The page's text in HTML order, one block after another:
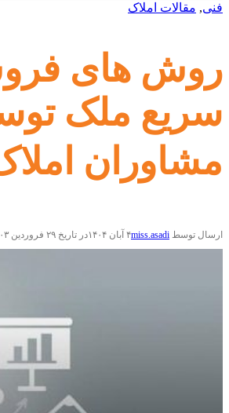
فنی, مقالات املاک
روش های
سریع ملک
مشاوران
ارسال توسط miss.asadi۴ آبان ۱۴۰۴ در تاریخ ۲۹ فروردین ۱۴۰۳